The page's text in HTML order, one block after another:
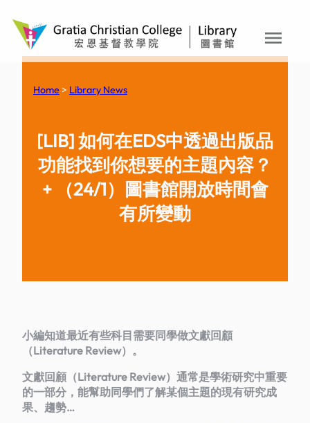
Skip
content
menu
Home> Library News
[LIB] 如何在EDS中透過出版品
功能找到你想要的主題內容？
+ （24/1）圖書館開放時間會
有所變動
小編知道最近有些科目需要同學做文獻回顧
（Literature Review）。
文獻回顧（Literature Review）通常是學術研究中重要
的一部分，能幫助同學們了解某個主題的現有研究成
果、趨勢…